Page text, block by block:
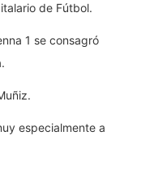
de Fútbol.
1 se consagró
especialmente a